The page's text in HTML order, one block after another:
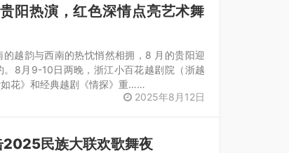
阳热演，红色深情点亮艺术舞
越韵与西南的热忱悄然相拥，8 月的贵阳迎
。8月9-10日两晚，浙江小百花越剧院（浙越
花》和经典越剧《情探》重……
2025年8月12日
民族大联欢歌舞夜